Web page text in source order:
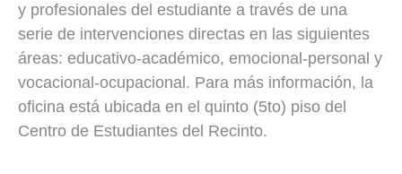
y profesionales del estudiante a través de una
serie de intervenciones directas en las siguientes
áreas: educativo-académico, emocional-personal y
vocacional-ocupacional. Para más información, la
oficina está ubicada en el quinto (5to) piso del
Centro de Estudiantes del Recinto.